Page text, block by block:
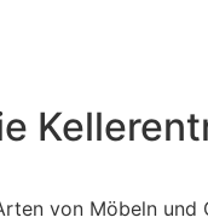
von Möbeln und